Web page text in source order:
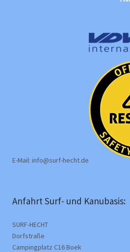
E-Mail: info@surf-hecht.de
Anfahrt Surf- und Kanubasis:
SURF-HECHT
Dorfstraße
Campingplatz C16 Boek